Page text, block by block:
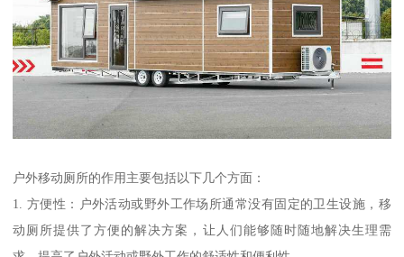
户外移动厕所的作用主要包括以下几个方面：
1. 方便性：户外活动或野外工作场所通常没有固定的卫生设施，移
动厕所提供了方便的解决方案，让人们能够随时随地解决生理需